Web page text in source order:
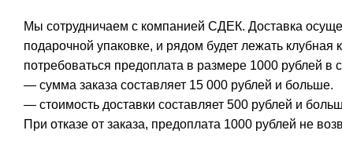
Мы сотрудничаем с компанией СДЕК. Доставка
подарочной упаковке, и рядом будет лежать
потребоваться предоплата в размере 1000 рублей в
— сумма заказа составляет 15 000 рублей и больше.
— стоимость доставки составляет 500 рублей и
При отказе от заказа, предоплата 1000 рублей не